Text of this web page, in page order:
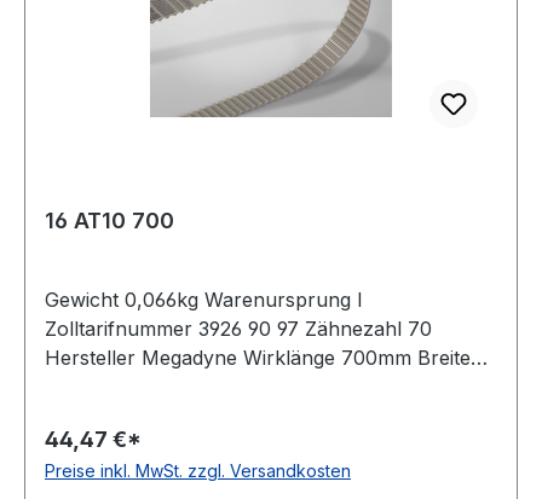
16 AT10 700
Gewicht 0,066kg Warenursprung I
Zolltarifnummer 3926 90 97 Zähnezahl 70
Hersteller Megadyne Wirklänge 700mm Breite
Norm DIN 7721 antistatisch nein
44,47 €*
Preise inkl. MwSt. zzgl. Versandkosten